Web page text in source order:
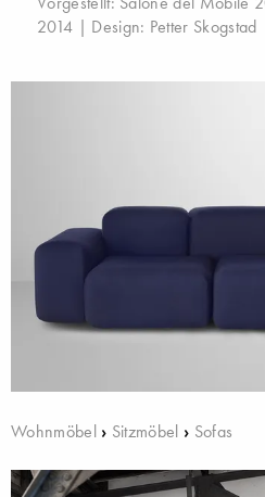
2014 | Design: Petter Skogstad
Wohnmöbel› Sitzmöbel › Sofas